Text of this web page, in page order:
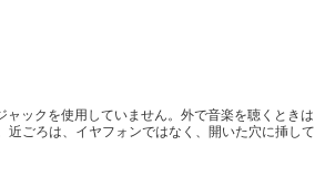
ックを使用していません。外で音楽を聴くときは
ごろは、イヤフォンではなく、開いた穴に挿して